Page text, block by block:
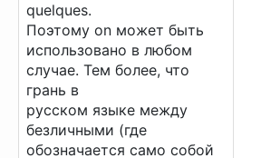
quelques.
Поэтому on может быть
использовано в любом
случае. Тем более, что
грань в
русском языке между
безличными (где
обозначается само собой